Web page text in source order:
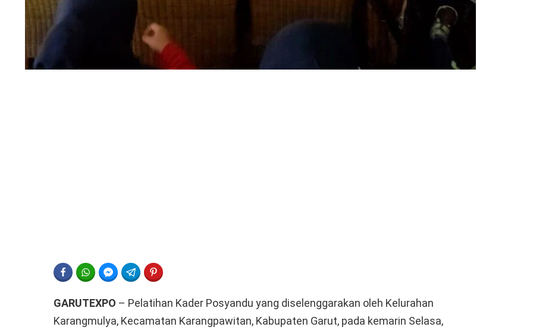
FACEBOOKWHATSAPPFACEBOOK MESSENGER
TELEGRAM
GARUTEXPO – Pelatihan Kader Posyandu yang diselenggarakan oleh Kelurahan
Karangmulya, Kecamatan Karangpawitan, Kabupaten Garut, pada kemarin Selasa,